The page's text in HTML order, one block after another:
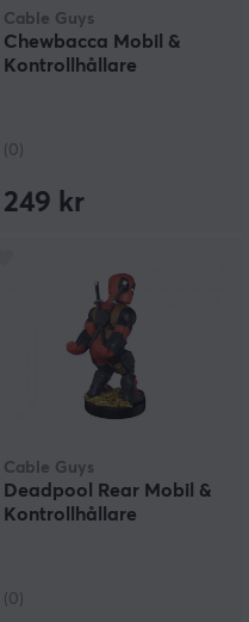
Cable Guys
Chewbacca Mobil &
Kontrollhållare
(0)
249 kr
Cable Guys
Deadpool Rear Mobil &
Kontrollhållare
(0)